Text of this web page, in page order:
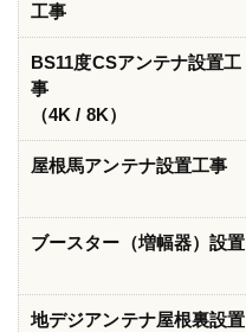
工事
BS11度CSアンテナ設置工
事
（4K / 8K）
屋根馬アンテナ設置工事
ブースター（増幅器）設置
地デジアンテナ屋根裏設置